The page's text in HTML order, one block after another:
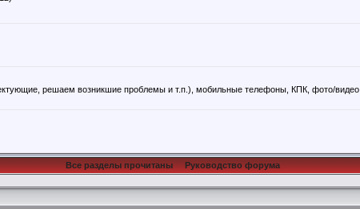
решаем возникшие проблемы и т.п.), мобильные телефоны, КПК, фото/видео
Все разделы прочитаны Руководство форума